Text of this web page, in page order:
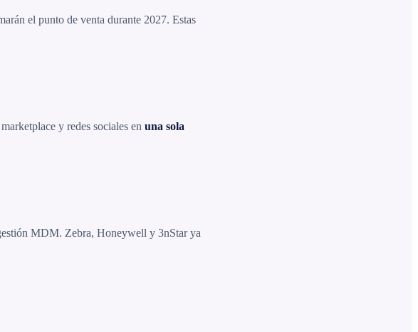
el punto de venta durante 2027. Estas
y redes sociales en una sola
MDM. Zebra, Honeywell y 3nStar ya